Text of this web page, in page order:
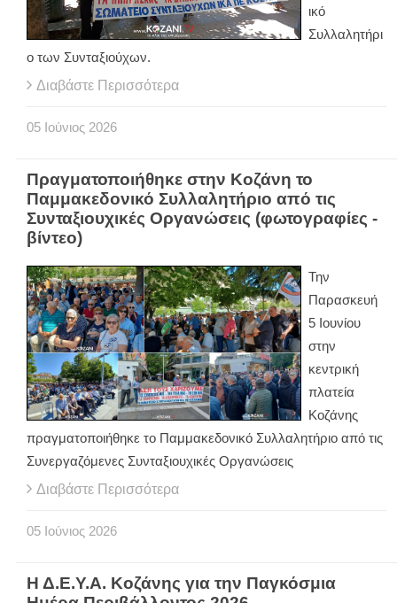
ικό
Συλλαλητήρι
ο των Συνταξιούχων.
Διαβάστε Περισσότερα
05 Ιούνιος 2026
Πραγματοποιήθηκε στην Κοζάνη το
Παμμακεδονικό Συλλαλητήριο από τις
Συνταξιουχικές Οργανώσεις (φωτογραφίες -
βίντεο)
Την
Παρασκευή
5 Ιουνίου
στην
κεντρική
πλατεία
Κοζάνης
πραγματοποιήθηκε το Παμμακεδονικό Συλλαλητήριο από τις
Συνεργαζόμενες Συνταξιουχικές Οργανώσεις
Διαβάστε Περισσότερα
05 Ιούνιος 2026
Η Δ.Ε.Υ.Α. Κοζάνης για την Παγκόσμια